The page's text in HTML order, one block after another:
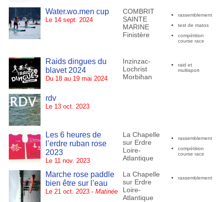
Water.wo.men cup
Le 14 sept. 2024
COMBRIT
SAINTE
MARINE
Finistère
rassemblement
test de matos
compétition
course race
Raids dingues du
blavet 2024
Du 18 au 19 mai 2024
Inzinzac-
Lochrist
Morbihan
raid et
multisport
rdv
Le 13 oct. 2023
Les 6 heures de
l’erdre ruban rose
2023
Le 11 nov. 2023
La Chapelle
sur Erdre
Loire-
Atlantique
rassemblement
compétition
course race
Marche rose paddle
bien être sur l’eau
Le 21 oct. 2023 - Matinée
La Chapelle
sur Erdre
Loire-
Atlantique
rassemblement